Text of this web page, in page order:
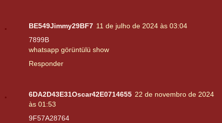
BE549Jimmy29BF7 11 de julho de 2024 às 03:04
7899B
whatsapp görüntülü show
Responder
6DA2D43E31Oscar42E0714655 22 de novembro de 2024
às 01:53
9F57A28764